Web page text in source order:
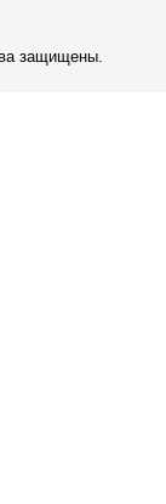
защищены.